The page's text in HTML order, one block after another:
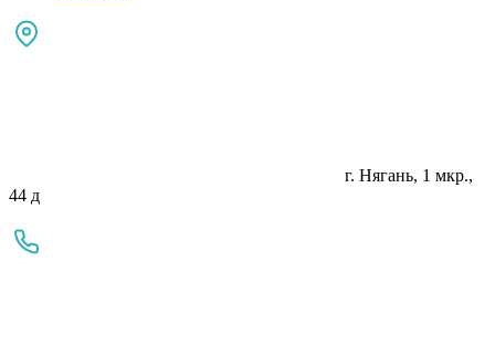
г. Нягань, 1 мкр.,
44 д